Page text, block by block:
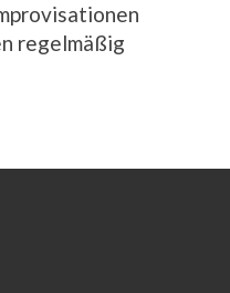
regelmäßig